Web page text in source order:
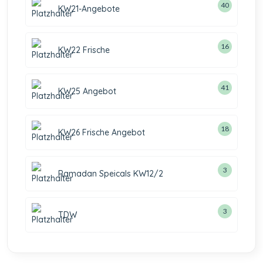
KW21-Angebote 40
KW22 Frische 16
KW25 Angebot 41
KW26 Frische Angebot 18
Ramadan Speicals KW12/2 3
TDW 3